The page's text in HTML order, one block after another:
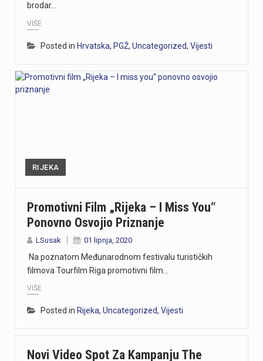
brodar…
VIŠE
Posted in Hrvatska, PGŽ, Uncategorized, Vijesti
RIJEKA
Promotivni Film „Rijeka – I Miss You“
Ponovno Osvojio Priznanje
LSusak 01 lipnja, 2020
Na poznatom Međunarodnom festivalu turističkih
filmova Tourfilm Riga promotivni film…
VIŠE
Posted in Rijeka, Uncategorized, Vijesti
Novi Video Spot Za Kampanju The